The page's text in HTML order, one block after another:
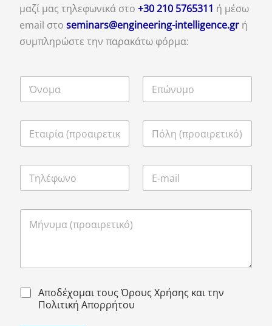
μαζί μας τηλεφωνικά στο +30 210 5765311 ή μέσω
email στο seminars@engineering-intelligence.grή
συμπληρώστε την παρακάτω φόρμα:
Αποδέχομαι τους Όρους Χρήσης και την
Πολιτική Απορρήτου